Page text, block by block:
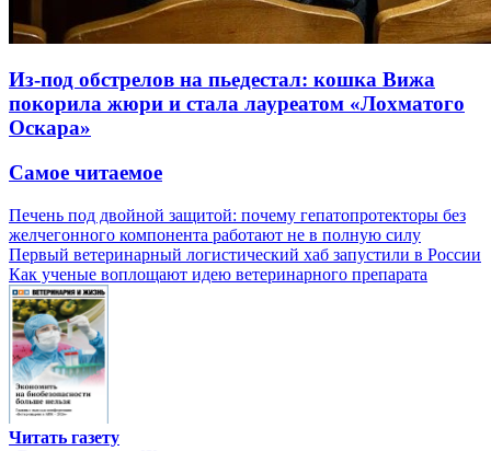
Из-под обстрелов на пьедестал: кошка Вижа
покорила жюри и стала лауреатом «Лохматого
Оскара»
Самое читаемое
Печень под двойной защитой: почему гепатопротекторы без
желчегонного компонента работают не в полную силу
Первый ветеринарный логистический хаб запустили в России
Как ученые воплощают идею ветеринарного препарата
Читать газету